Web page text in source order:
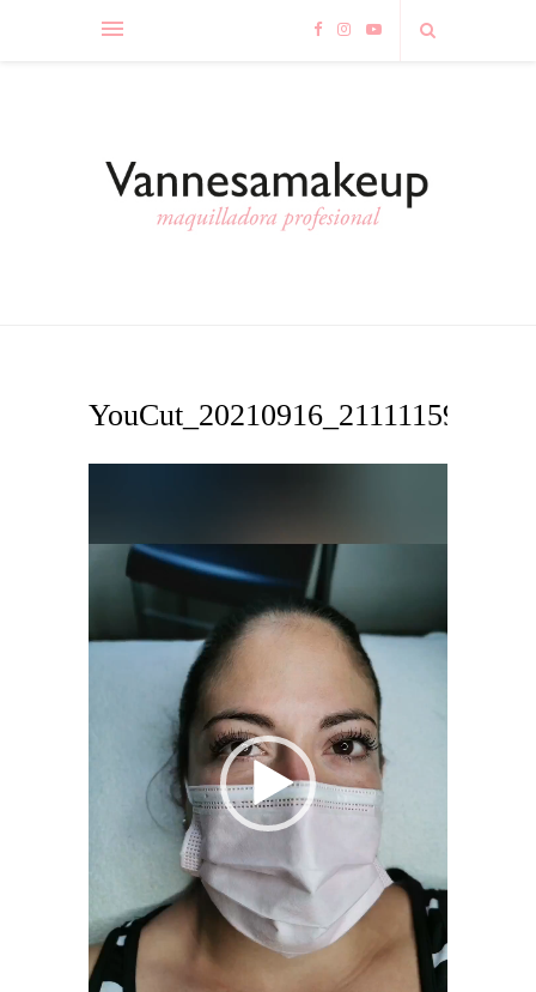
YouCut_20210916_211111594